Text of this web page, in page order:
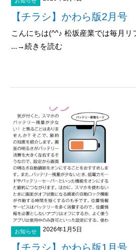
【チラシ】かわら版2月
こんにちは(^^♪ 松坂産業では毎月
...→続きを読む
お知らせ 2026年1月5日
【チラシ】かわら版1月